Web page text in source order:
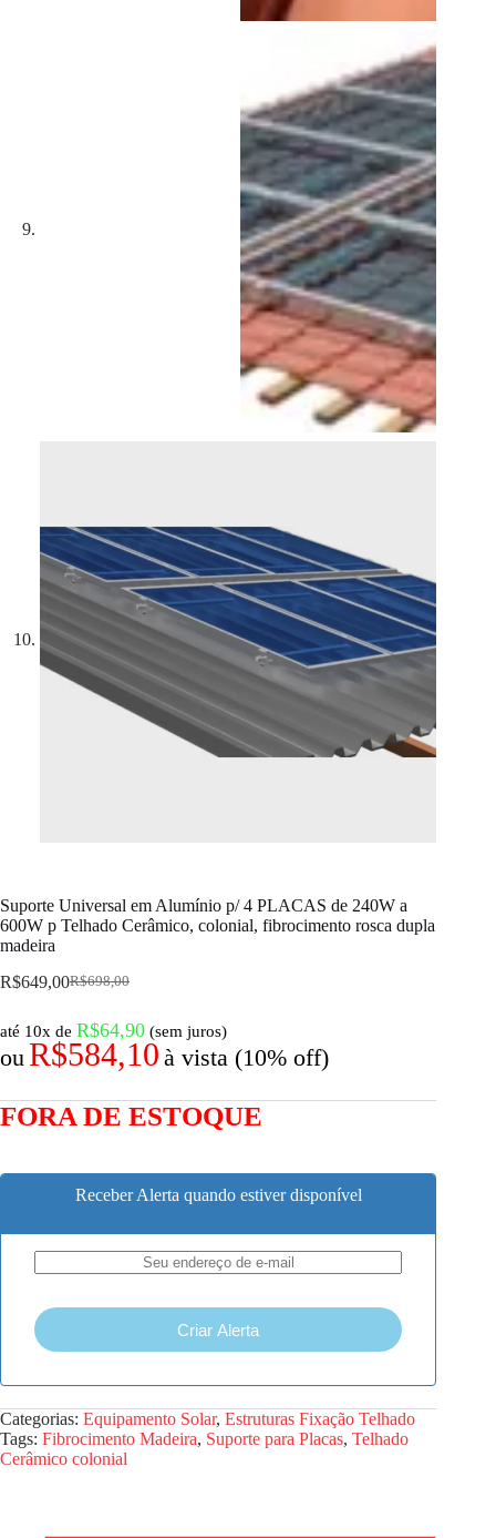
Suporte Universal em Alumínio p/ 4 PLACAS de 240W a
600W p Telhado Cerâmico, colonial, fibrocimento rosca dupla
madeira
R$698,00
R$649,00
até 10x de R$64,90 (sem juros)
ou R$584,10 à vista (10% off)
FORA DE ESTOQUE
Receber Alerta quando estiver disponível
Criar Alerta
Categorias: Equipamento Solar, Estruturas Fixação Telhado
Tags: Fibrocimento Madeira, Suporte para Placas, Telhado
Cerâmico colonial